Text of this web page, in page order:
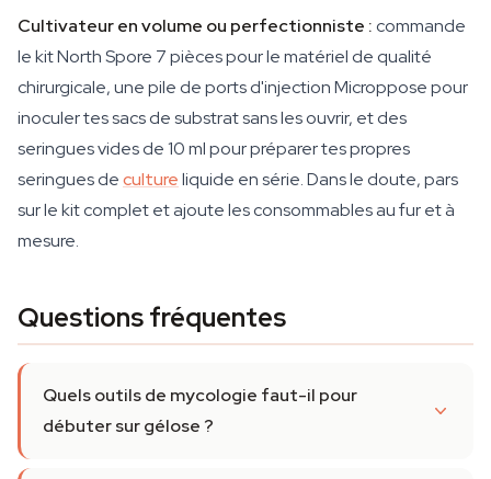
Cultivateur en volume ou perfectionniste : commande
le kit North Spore 7 pièces pour le matériel de qualité
chirurgicale, une pile de ports d'injection Microppose pour
inoculer tes sacs de substrat sans les ouvrir, et des
seringues vides de 10 ml pour préparer tes propres
seringues decultureliquide en série. Dans le doute, pars
sur le kit complet et ajoute les consommables au fur et à
mesure.
Questions fréquentes
Quels outils de mycologie faut-il pour
débuter sur gélose ?